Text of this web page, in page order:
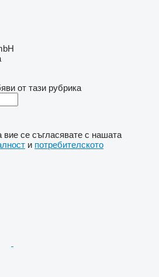
от тази рубрика
вие се съгласявате с нашата
и потребителското